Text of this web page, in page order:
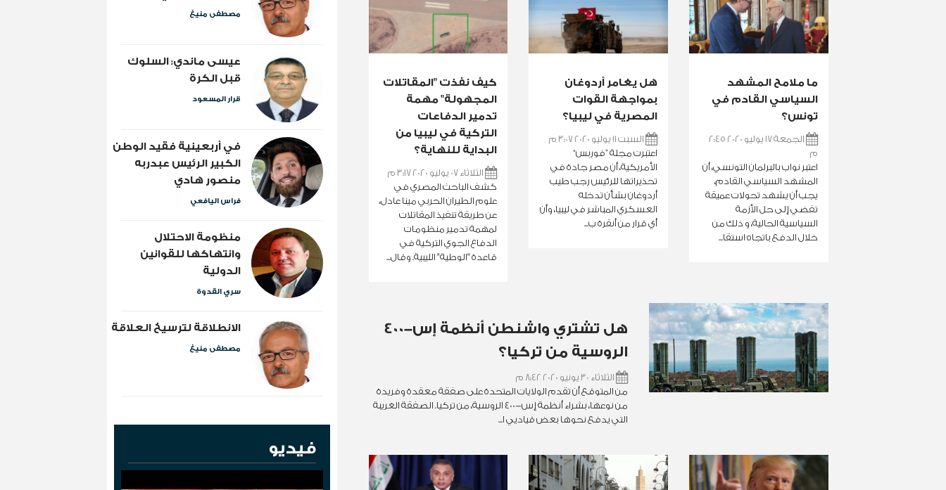
ما ملامح المشهد
السياسي القادم في
تونس؟
الجمعة 17 يوليو 2020 2:45
م
اعتبر نواب بالبرلمان التونسي، أن
المشهد السياسي القادم،
يجب أن يشهد تحولات عميقة
تفضي إلى حل الأزمة
السياسية الحالية، و ذلك من
خلال الدفع باتجاه استقا...
هل يغامر أردوغان
بمواجهة القوات
المصرية في ليبيا؟
السبت 11 يوليو 2020 3:07 م
اعتبرت مجلة ”فوربس“
الأمريكية، أن مصر جادة في
تحذيراتها للرئيس رجب طيب
أردوغان بشأن تدخله
العسكري المباشر في ليبيا، وأن
أي قرار من أنقرة ب...
كيف نفذت "المقاتلات
المجهولة" مهمة
تدمير الدفاعات
التركية في ليبيا من
البداية للنهاية؟
الثلاثاء 07 يوليو 2020 3:17 م
كشف الباحث المصري في
علوم الطيران الحربي مينا عادل،
عن طريقة تنفيذ المقاتلات
لمهمة تدمير منظومات
الدفاع الجوي التركية في
قاعدة "الوطية" الليبية. وقال...
هل تشتري واشنطن أنظمة إس-400
الروسية من تركيا؟
الثلاثاء 30 يونيو 2020 8:42 م
من المتوقع أن تقدم الولايات المتحدة على صفقة معقدة وفريدة
من نوعها، بشراء أنظمة إس-400 الروسية، من تركيا. الصفقة الغريبة
التي يدفع نحوها بعض قياديي ا...
مصطفى منيغ
عيسى ماندي: السلوك
قبل الكرة
قرار المسعود
​في أربعينية فقيد الوطن
الكبير الرئيس عبدربه
منصور هادي
فراس اليافعي
منظومة الاحتلال
وانتهاكها للقوانين
الدولية
سري القدوة
الانطلاقة لترسيخ العلاقة
مصطفى منيغ
فيديو